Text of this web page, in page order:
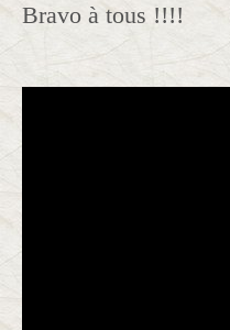
Bravo à tous !!!!